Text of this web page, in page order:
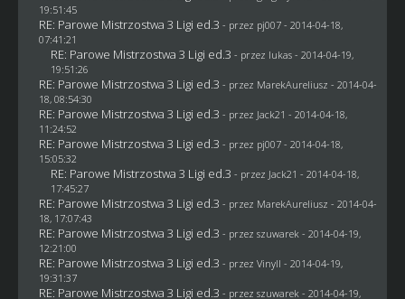
19:51:45
RE: Parowe Mistrzostwa 3 Ligi ed.3 - przez pj007- 2014-04-18,
07:41:21
RE: Parowe Mistrzostwa 3 Ligi ed.3 - przez lukas- 2014-04-19,
19:51:26
RE: Parowe Mistrzostwa 3 Ligi ed.3 - przez MarekAureliusz - 2014-04-
18, 08:54:30
RE: Parowe Mistrzostwa 3 Ligi ed.3 - przez Jack21 - 2014-04-18,
11:24:52
RE: Parowe Mistrzostwa 3 Ligi ed.3 - przez pj007- 2014-04-18,
15:05:32
RE: Parowe Mistrzostwa 3 Ligi ed.3 - przez Jack21 - 2014-04-18,
17:45:27
RE: Parowe Mistrzostwa 3 Ligi ed.3 - przez MarekAureliusz - 2014-04-
18, 17:07:43
RE: Parowe Mistrzostwa 3 Ligi ed.3 - przez szuwarek - 2014-04-19,
12:21:00
RE: Parowe Mistrzostwa 3 Ligi ed.3 - przez Vinyll - 2014-04-19,
19:31:37
RE: Parowe Mistrzostwa 3 Ligi ed.3 - przez szuwarek - 2014-04-19,